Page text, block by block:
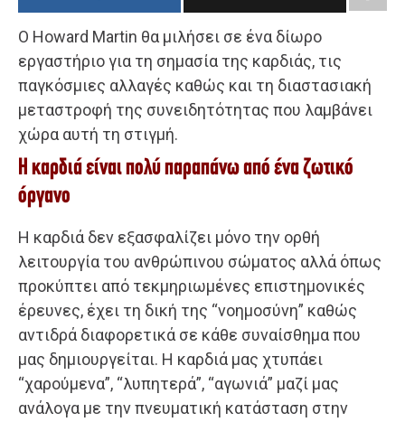
Ο Howard Martin θα μιλήσει σε ένα δίωρο
εργαστήριο για τη σημασία της καρδιάς, τις
παγκόσμιες αλλαγές καθώς και τη διαστασιακή
μεταστροφή της συνειδητότητας που λαμβάνει
χώρα αυτή τη στιγμή.
Η καρδιά είναι πολύ παραπάνω από ένα ζωτικό
όργανο
Η καρδιά δεν εξασφαλίζει μόνο την ορθή
λειτουργία του ανθρώπινου σώματος αλλά όπως
προκύπτει από τεκμηριωμένες επιστημονικές
έρευνες, έχει τη δική της “νοημοσύνη” καθώς
αντιδρά διαφορετικά σε κάθε συναίσθημα που
μας δημιουργείται. Η καρδιά μας χτυπάει
“χαρούμενα”, “λυπητερά”, “αγωνιά” μαζί μας
ανάλογα με την πνευματική κατάσταση στην